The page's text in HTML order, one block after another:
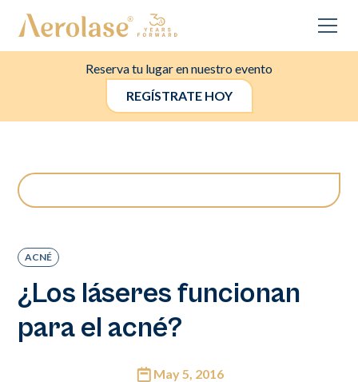
Reserva tu lugar en nuestro evento
REGÍSTRATE HOY
ACNÉ
¿Los láseres funcionan
para el acné?
May 5, 2016